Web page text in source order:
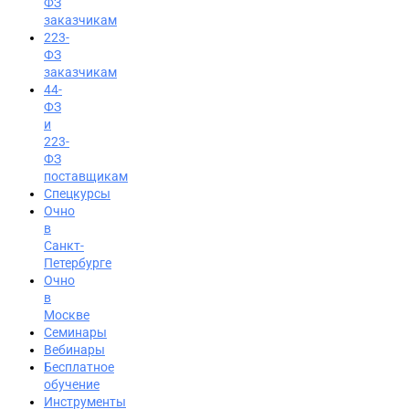
Вход на портал
8 (495) 228-47-43
заказчикам
223-
ФЗ
заказчикам
44-
ФЗ
и
223-
ФЗ
поставщикам
Спецкурсы
Очно
в
Санкт-
Петербурге
Очно
в
Москве
Семинары
Вебинары
Бесплатное
обучение
Инструменты